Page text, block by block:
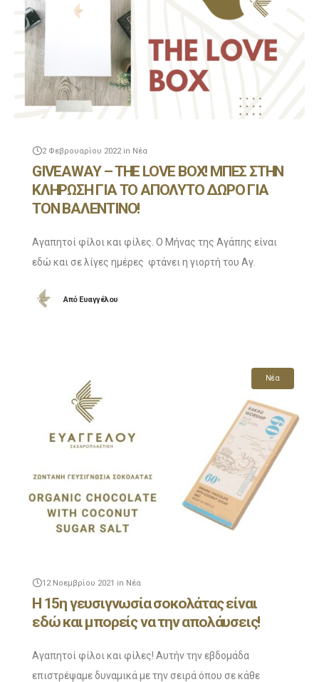
2 Φεβρουαρίου 2022 in Νέα
GIVEAWAY – THE LOVE BOX! ΜΠΕΣ ΣΤΗΝ
ΚΛΗΡΩΣΗ ΓΙΑ ΤΟ ΑΠΟΛΥΤΟ ΔΩΡΟ ΓΙΑ
ΤΟΝ ΒΑΛΕΝΤΙΝΟ!
Αγαπητοί φίλοι και φίλες. Ο Μήνας της Αγάπης είναι
εδώ και σε λίγες ημέρες φτάνει η γιορτή του Αγ.
Ευαγγέλου έχουμε κάτι ξεχωριστό για
ΑπόΕυαγγέλου
Νέα
12 Νοεμβρίου 2021 in Νέα
Η 15η γευσιγνωσία σοκολάτας είναι
εδώ και μπορείς να την απολάυσεις!
Αγαπητοί φίλοι και φίλες! Αυτήν την εβδομάδα
επιστρέψαμε δυναμικά με την σειρά όπου σε κάθε